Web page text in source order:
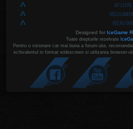
AFILIERE
RECRUTARI
Designed for IceGame
Toate drepturile rezelvate
Pentru o vizionare cat mai buna a forum-ului,
echivalentul in format widescreen si utilizarea browser-